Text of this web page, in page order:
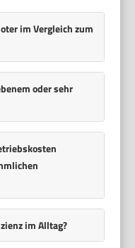
im Vergleich zum
oder sehr
im Alltag?